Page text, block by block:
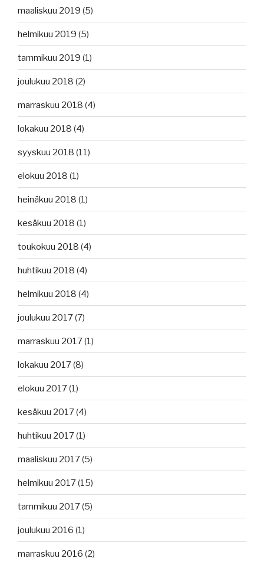
maaliskuu 2019 (5)
helmikuu 2019 (5)
tammikuu 2019 (1)
joulukuu 2018 (2)
marraskuu 2018 (4)
lokakuu 2018 (4)
syyskuu 2018 (11)
elokuu 2018 (1)
heinäkuu 2018 (1)
kesäkuu 2018 (1)
toukokuu 2018 (4)
huhtikuu 2018 (4)
helmikuu 2018 (4)
joulukuu 2017(7)
marraskuu 2017(1)
lokakuu 2017(8)
elokuu 2017(1)
kesäkuu 2017(4)
huhtikuu 2017(1)
maaliskuu 2017(5)
helmikuu 2017(15)
tammikuu 2017(5)
joulukuu 2016 (1)
marraskuu 2016 (2)